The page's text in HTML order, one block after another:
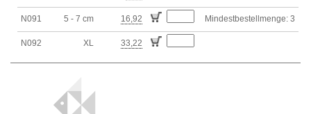
N091 5 - 7 cm 16,92 Mindestbestellmenge: 3
N092 XL 33,22